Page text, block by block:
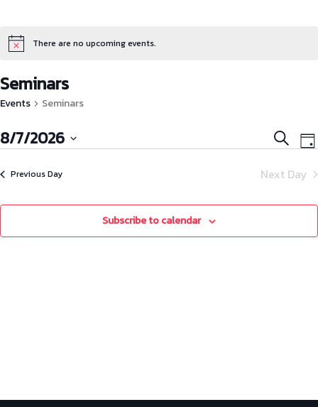
There are no upcoming events.
Seminars
Events Seminars
Events
and
Search
8/7/2026
date.
Previous Day Next Day
Subscribe to calendar